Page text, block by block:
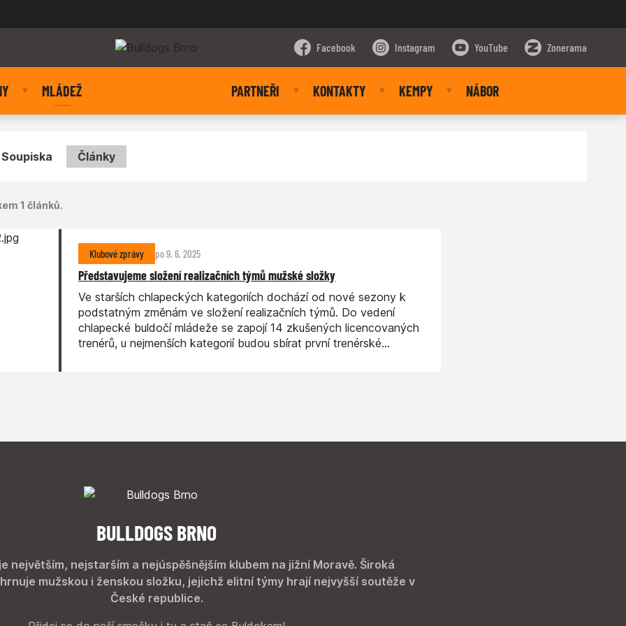
Facebook Instagram YouTube Zonerama
MLÁDEŽ PARTNEŘI KONTAKTY KEMPY NÁBOR
Soupiska Články
1 článků.
Klubové zprávy po 9. 6. 2025
Představujeme složení realizačních týmů mužské složky
Ve starších chlapeckých kategoriích dochází od nové sezony k
podstatným změnám ve složení realizačních týmů. Do vedení
chlapecké buldočí mládeže se zapojí 14 zkušených licencovaných
trenérů, u nejmenších kategorií budou sbírat první trenérské
BULLDOGS BRNO
největším, nejstarším a nejúspěšnějším klubem na jižní Moravě. Široká
mužskou i ženskou složku, jejichž elitní týmy hrají nejvyšší soutěže v
České republice.